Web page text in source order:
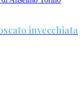
invecchiata